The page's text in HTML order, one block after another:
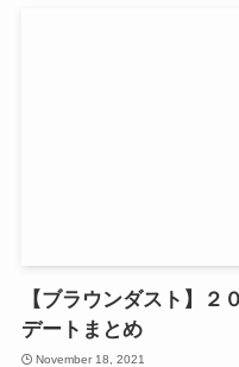
【ブラウンダスト】
デートまとめ
November 18, 2021